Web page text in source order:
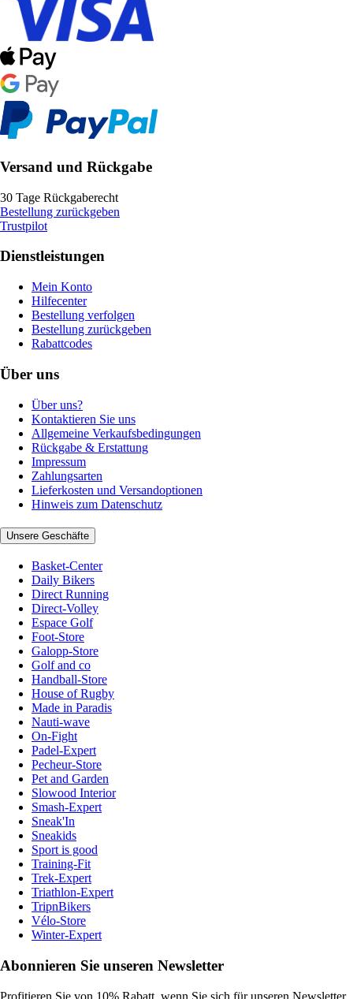
Versand und Rückgabe
30 Tage Rückgaberecht
Bestellung zurückgeben
Trustpilot
Dienstleistungen
Mein Konto
Hilfecenter
Bestellung verfolgen
Bestellung zurückgeben
Rabattcodes
Über uns
Über uns?
Kontaktieren Sie uns
Allgemeine Verkaufsbedingungen
Rückgabe & Erstattung
Impressum
Zahlungsarten
Lieferkosten und Versandoptionen
Hinweis zum Datenschutz
Unsere Geschäfte
Basket-Center
Daily Bikers
Direct Running
Direct-Volley
Espace Golf
Foot-Store
Galopp-Store
Golf and co
Handball-Store
House of Rugby
Made in Paradis
Nauti-wave
On-Fight
Padel-Expert
Pecheur-Store
Pet and Garden
Slowood Interior
Smash-Expert
Sneak'In
Sneakids
Sport is good
Training-Fit
Trek-Expert
Triathlon-Expert
TripnBikers
Vélo-Store
Winter-Expert
Abonnieren Sie unseren Newsletter
Profitieren Sie von 10% Rabatt, wenn Sie sich für unseren Newsletter